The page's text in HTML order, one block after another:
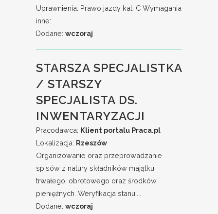
Uprawnienia: Prawo jazdy kat. C Wymagania
inne:
Dodane: wczoraj
STARSZA SPECJALISTKA
/ STARSZY
SPECJALISTA DS.
INWENTARYZACJI
Pracodawca: Klient portalu Praca.pl
Lokalizacja: Rzeszów
Organizowanie oraz przeprowadzanie
spisów z natury składników majątku
trwałego, obrotowego oraz środków
pieniężnych. Weryfikacja stanu,...
Dodane: wczoraj